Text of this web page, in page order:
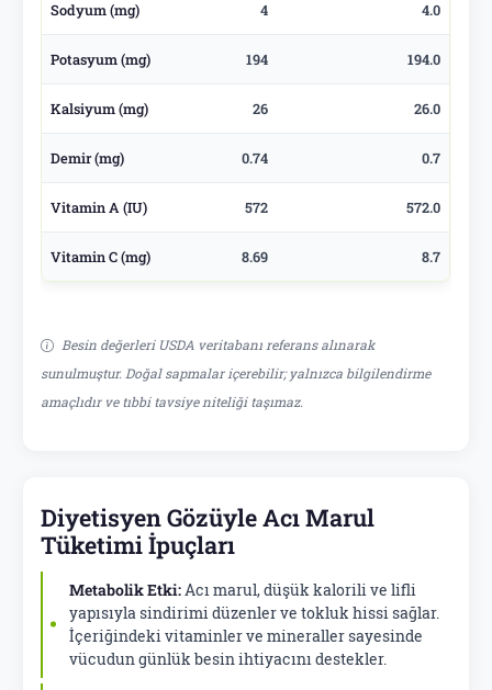
Sodyum (mg) 4 4.0
Potasyum (mg) 194 194.0
Kalsiyum (mg) 26 26.0
Demir (mg) 0.74 0.7
Vitamin A (IU) 572 572.0
Vitamin C (mg) 8.69 8.7
Besin değerleri USDA veritabanı referans alınarak
sunulmuştur. Doğal sapmalar içerebilir; yalnızca bilgilendirme
amaçlıdır ve tıbbi tavsiye niteliği taşımaz.
Diyetisyen Gözüyle Acı Marul
Tüketimi İpuçları
Metabolik Etki:Acı marul, düşük kalorili ve lifli
yapısıyla sindirimi düzenler ve tokluk hissi sağlar.
İçeriğindeki vitaminler ve mineraller sayesinde
vücudun günlük besin ihtiyacını destekler.